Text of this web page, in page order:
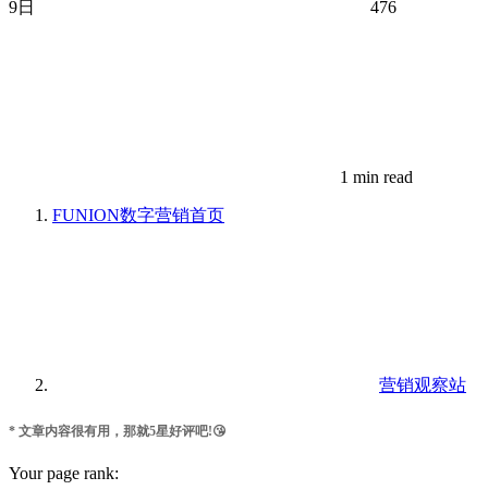
9日 476
1 min read
FUNION数字营销首页
营销观察站
* 文章内容很有用，那就5星好评吧!😘
Your page rank: